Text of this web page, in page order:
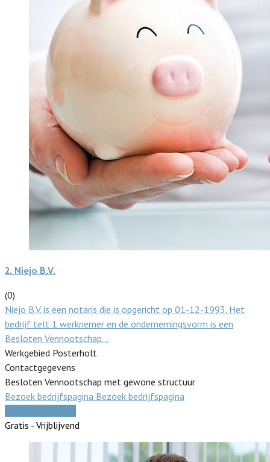
2. Niejo B.V.
(0)
Niejo B.V. is een notaris die is opgericht op 01-12-1993. Het
bedrijf telt 1 werknemer en de ondernemingsvorm is een
Besloten Vennootschap…
Werkgebied Posterholt
Contactgegevens
Besloten Vennootschap met gewone structuur
Bezoek bedrijfspagina Bezoek bedrijfspagina
Gratis - Vrijblijvend